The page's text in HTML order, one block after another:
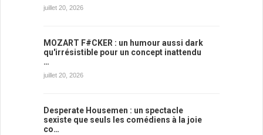
juillet 20, 2026
MOZART F#CKER : un humour aussi dark
qu'irrésistible pour un concept inattendu
…
juillet 20, 2026
Desperate Housemen : un spectacle
sexiste que seuls les comédiens à la joie
co…